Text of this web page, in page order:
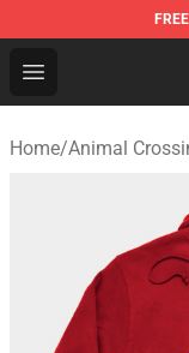
FREE
Open menu
Animal
Home/Animal